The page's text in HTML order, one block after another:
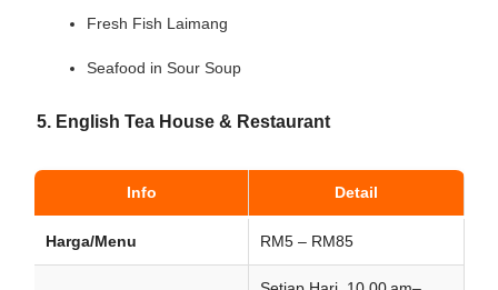
Fresh Fish Laimang
Seafood in Sour Soup
5. English Tea House & Restaurant
Info Detail
Harga/Menu RM5 – RM85